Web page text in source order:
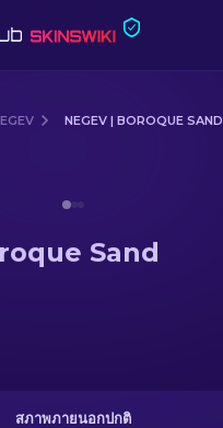
NEGEV | BOROQUE SAND
Sand
สภาพภายนอกปกติ